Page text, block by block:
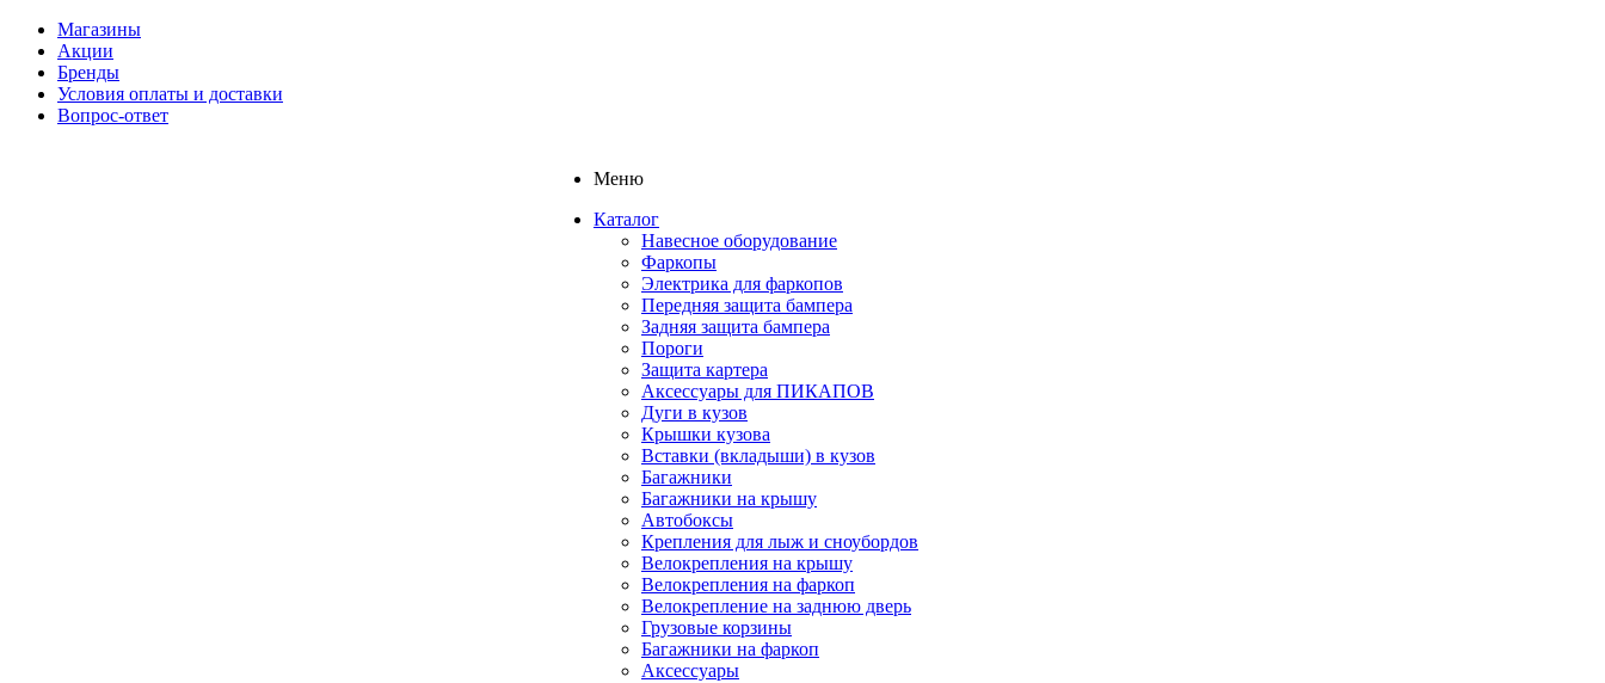
Магазины
Акции
Бренды
Условия оплаты и доставки
Вопрос-ответ
Меню
Каталог
Навесное оборудование
Фаркопы
Электрика для фаркопов
Передняя защита бампера
Задняя защита бампера
Пороги
Защита картера
Аксессуары для ПИКАПОВ
Дуги в кузов
Крышки кузова
Вставки (вкладыши) в кузов
Багажники
Багажники на крышу
Автобоксы
Крепления для лыж и сноубордов
Велокрепления на крышу
Велокрепления на фаркоп
Велокрепление на заднюю дверь
Грузовые корзины
Багажники на фаркоп
Аксессуары